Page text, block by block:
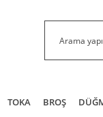
TOKA BROŞ